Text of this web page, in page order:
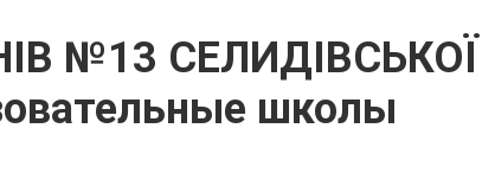
№13 СЕЛИДІВСЬКОЇ
школы